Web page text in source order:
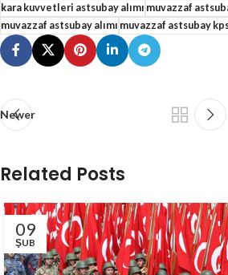
kara kuvvetleri astsubay alımı muvazzaf
muvazzaf astsubay alımı muvazzaf astsubay
Newer
Related Posts
09
ŞUB